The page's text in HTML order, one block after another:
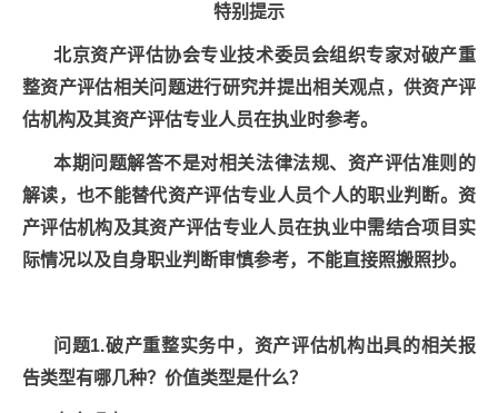
特别提示
北京资产评估协会专业技术委员会组织专家对破产重
整资产评估相关问题进行研究并提出相关观点，供资产评
估机构及其资产评估专业人员在执业时参考。
本期问题解答不是对相关法律法规、资产评估准则的
解读，也不能替代资产评估专业人员个人的职业判断。资
产评估机构及其资产评估专业人员在执业中需结合项目实
际情况以及自身职业判断审慎参考，不能直接照搬照抄。
问题1.破产重整实务中，资产评估机构出具的相关报
告类型有哪几种？价值类型是什么？